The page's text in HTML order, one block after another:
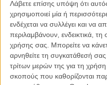
Λάβετε επίσης υπόψη ότι
χρησιμοποιεί μία ή
ενδέχεται να συλλέγει και να
περιλαμβάνουν, ενδεικτικά,
χρήσης σας. Μπορείτε να
αρνηθείτε τη συγκατάθεσή
τρίτων μερών της για τη
σκοπούς που καθορίζονται
από τη μία και μοναδική
εκδηλώσεων του Film
κοροϊδεύουμε τις περιπέτειες
πόνημα, θα δίναμε τα πάντα για
τουλάχιστον να δούμε κάποτε
της γειτονιάς μας.
Διαβάστε ακόμα: